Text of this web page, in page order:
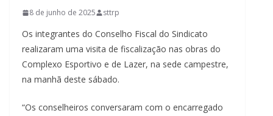
8 de junho de 2025 sttrp
Os integrantes do Conselho Fiscal do Sindicato
realizaram uma visita de fiscalização nas obras do
Complexo Esportivo e de Lazer, na sede campestre,
na manhã deste sábado.
“Os conselheiros conversaram com o encarregado